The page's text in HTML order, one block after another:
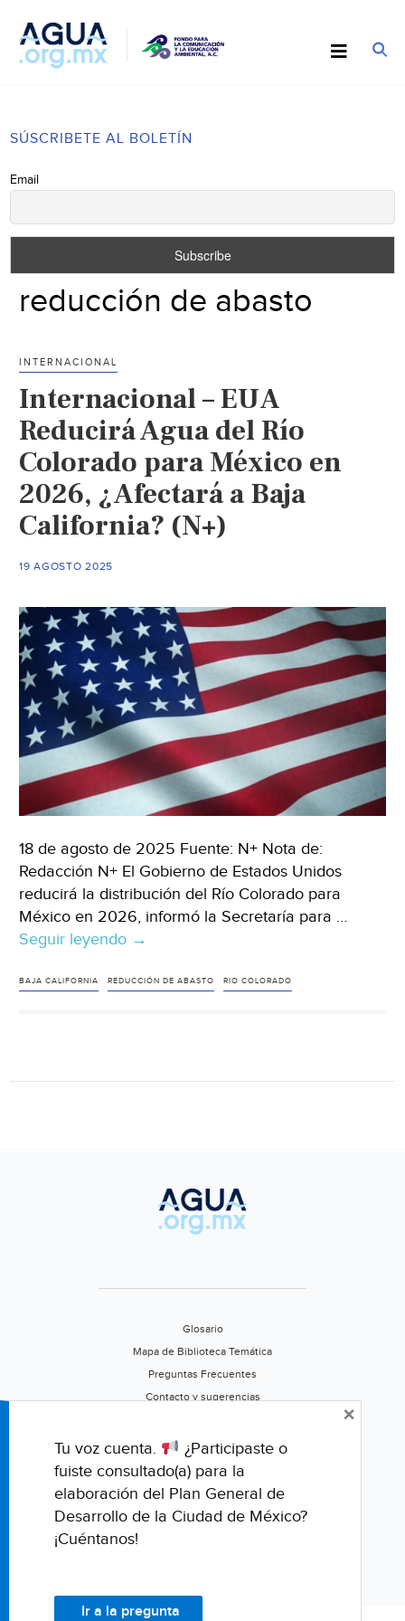
SÚSCRIBETE AL BOLETÍN
Email
reducción de abasto
INTERNACIONAL
Internacional – EUA
Reducirá Agua del Río
Colorado para México en
2026, ¿Afectará a Baja
California? (N+)
19 AGOSTO 2025
18 de agosto de 2025 Fuente: N+ Nota de:
Redacción N+ El Gobierno de Estados Unidos
reducirá la distribución del Río Colorado para
México en 2026, informó la Secretaría para …
Seguir leyendo Internacional
EUA
2026,
¿Afectará
→
BAJA CALIFORNIA REDUCCIÓN DE ABASTO RIO COLORADO
Glosario
Mapa de Biblioteca Temática
Preguntas Frecuentes
Contacto y sugerencias
Califica este portal
Tu voz cuenta.
¿Participaste o
fuiste consultado(a) para la
elaboración del Plan General de
Desarrollo de la Ciudad de México?
¡Cuéntanos!
Ir a la pregunta
×